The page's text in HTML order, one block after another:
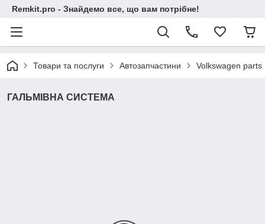
Remkit.pro - Знайдемо все, що вам потрібне!
Товари та послуги Автозапчастини Volkswagen parts
ГАЛЬМІВНА СИСТЕМА